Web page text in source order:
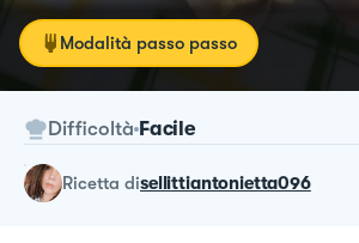
Modalità passo passo
Difficoltà Facile
ricetta disellittiantonietta096